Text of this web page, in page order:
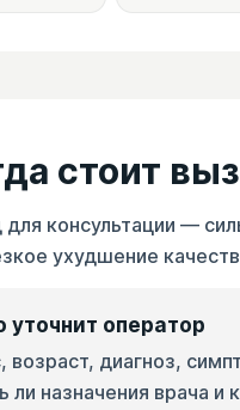
стоит
консультации —
ухудшение
уточнит оператор
возраст, диагноз,
ли назначения врача и